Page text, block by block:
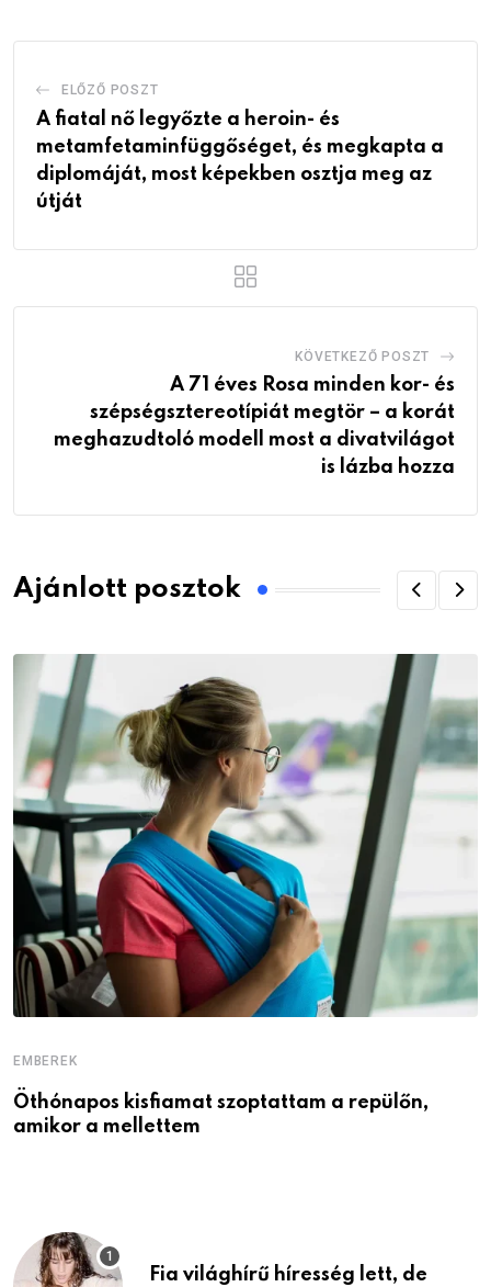
ELŐZŐ POSZT
A fiatal nő legyőzte a heroin- és
metamfetaminfüggőséget, és megkapta a
diplomáját, most képekben osztja meg az
útját
KÖVETKEZŐ POSZT
A 71 éves Rosa minden kor- és
szépségsztereotípiát megtör – a korát
meghazudtoló modell most a divatvilágot
is lázba hozza
Ajánlott posztok
EMBEREK
Öthónapos kisfiamat szoptattam a repülőn,
amikor a mellettem
Fia világhírű híresség lett, de